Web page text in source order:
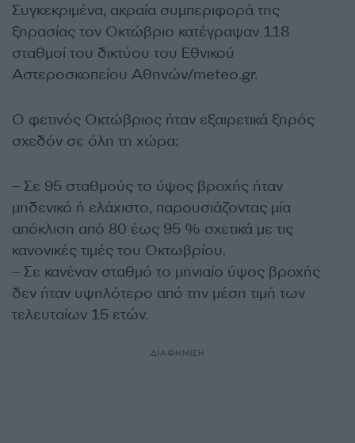
Συγκεκριμένα, ακραία συμπεριφορά της
ξηρασίας τον Οκτώβριο κατέγραψαν 118
σταθμοί του δικτύου του Εθνικού
Αστεροσκοπείου Αθηνών/meteo.gr.
Ο φετινός Οκτώβριος ήταν εξαιρετικά ξηρός
σχεδόν σε όλη τη χώρα:
– Σε 95 σταθμούς το ύψος βροχής ήταν
μηδενικό ή ελάχιστο, παρουσιάζοντας μία
απόκλιση από 80 έως 95 % σχετικά με τις
κανονικές τιμές του Οκτωβρίου.
– Σε κανέναν σταθμό το μηνιαίο ύψος βροχής
δεν ήταν υψηλότερο από την μέση τιμή των
τελευταίων 15 ετών.
ΔΙΑΦΗΜΙΣΗ